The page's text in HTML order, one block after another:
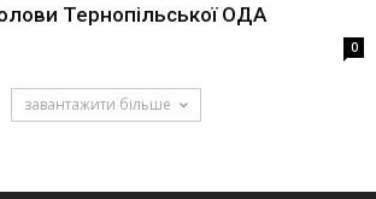
Тернопільської ОДА
0
завантажити більше